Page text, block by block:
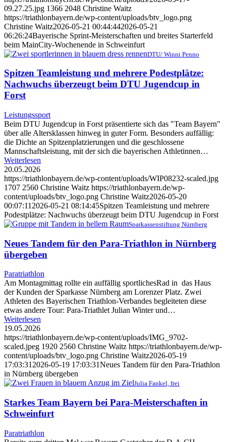
09.27.25.jpg 1366 2048 Christine Waitz
https://triathlonbayern.de/wp-content/uploads/btv_logo.png
Christine Waitz2026-05-21 00:44:442026-05-21
06:26:24Bayerische Sprint-Meisterschaften und breites Starterfeld
beim MainCity-Wochenende in Schweinfurt
DTU/ Winni Penno
Spitzen Teamleistung und mehrere Podestplätze:
Nachwuchs überzeugt beim DTU Jugendcup in
Forst
Leistungssport
Beim DTU Jugendcup in Forst präsentierte sich das "Team Bayern"
über alle Altersklassen hinweg in guter Form. Besonders auffällig:
die Dichte an Spitzenplatzierungen und die geschlossene
Mannschaftsleistung, mit der sich die bayerischen Athletinnen…
Weiterlesen
20.05.2026
https://triathlonbayern.de/wp-content/uploads/WIP08232-scaled.jpg
1707 2560 Christine Waitz https://triathlonbayern.de/wp-
content/uploads/btv_logo.png Christine Waitz2026-05-20
00:07:11 2026-05-21 08:14:45Spitzen Teamleistung und mehrere
Podestplätze: Nachwuchs überzeugt beim DTU Jugendcup in Forst
Sparkassenstiftung Nürnberg
Neues Tandem für den Para-Triathlon in Nürnberg
übergeben
Paratriathlon
Am Montagmittag rollte ein auffällig sportlichesRad in das Haus
der Kunden der Sparkasse Nürnberg am Lorenzer Platz. Zwei
Athleten des Bayerischen Triathlon-Verbandes begleiteten diese
etwas andere Tour: Para-Triathlet Julian Winter und…
Weiterlesen
19.05.2026
https://triathlonbayern.de/wp-content/uploads/IMG_9702-
scaled.jpeg 1920 2560 Christine Waitz https://triathlonbayern.de/wp-
content/uploads/btv_logo.png Christine Waitz2026-05-19
17:03:312026-05-19 17:03:31Neues Tandem für den Para-Triathlon
in Nürnberg übergeben
Julia Fankel, frei
Starkes Team Bayern bei Para-Meisterschaften in
Schweinfurt
Paratriathlon